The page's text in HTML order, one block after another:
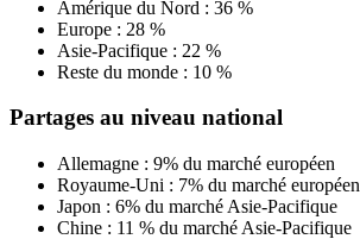
Amérique du Nord : 36 %
Europe : 28 %
Asie-Pacifique : 22 %
Reste du monde : 10 %
Partages au niveau national
Allemagne : 9% du marché européen
Royaume-Uni : 7% du marché européen
Japon : 6% du marché Asie-Pacifique
Chine : 11 % du marché Asie-Pacifique